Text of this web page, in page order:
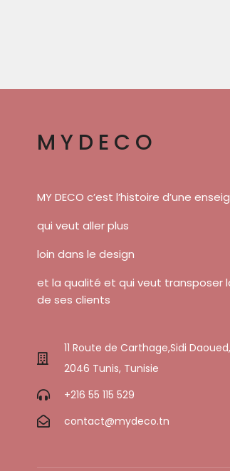
MYDECO
MY DECO c’est l’histoire d’une
qui veut aller plus
loin dans le design
et la qualité et qui veut transposer
de ses clients
11 Route de Carthage,Sidi
2046 Tunis, Tunisie
+216 55 115 529
contact@mydeco.tn